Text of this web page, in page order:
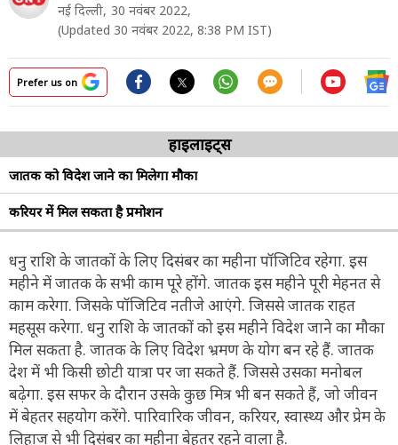
नई दिल्ली, 30 नवंबर 2022,
(Updated 30 नवंबर 2022, 8:38 PM IST)
Prefer us on
हाइलाइट्स
जातक को विदेश जाने का मिलेगा मौका
करियर में मिल सकता है प्रमोशन
धनु राशि के जातकों के लिए दिसंबर का महीना पॉजिटिव रहेगा. इस
महीने में जातक के सभी काम पूरे होंगे. जातक इस महीने पूरी मेहनत से
काम करेगा. जिसके पॉजिटिव नतीजे आएंगे. जिससे जातक राहत
महसूस करेगा. धनु राशि के जातकों को इस महीने विदेश जाने का मौका
मिल सकता है. जातक के लिए विदेश भ्रमण के योग बन रहे हैं. जातक
देश में भी किसी छोटी यात्रा पर जा सकते हैं. जिससे उसका मनोबल
बढ़ेगा. इस सफर के दौरान उसके कुछ मित्र भी बन सकते हैं, जो जीवन
में बेहतर सहयोग करेंगे. पारिवारिक जीवन, करियर, स्वास्थ्य और प्रेम के
लिहाज से भी दिसंबर का महीना बेहतर रहने वाला है.